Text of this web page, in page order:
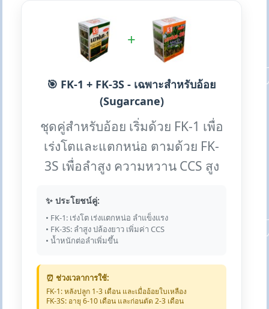
+
🎯 FK-1 + FK-3S - เฉพาะสำหรับอ้อย
(Sugarcane)
ชุดคู่สำหรับอ้อย เริ่มด้วย FK-1 เพื่อ
เร่งโตและแตกหน่อ ตามด้วย FK-
3S เพื่อลำสูง ความหวาน CCS สูง
✨ ประโยชน์คู่:
• FK-1: เร่งโต เร่งแตกหน่อ ลำแข็งแรง
• FK-3S: ลำสูง ปล้องยาว เพิ่มค่า CCS
• น้ำหนักต่อลำเพิ่มขึ้น
⏰ ช่วงเวลาการใช้:
FK-1: หลังปลูก 1-3 เดือน และเมื่ออ้อยใบเหลือง
FK-3S: อายุ 6-10 เดือน และก่อนตัด 2-3 เดือน